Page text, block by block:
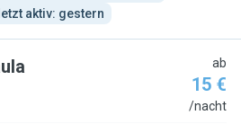
aktiv: gestern
ab
15 €
/nacht